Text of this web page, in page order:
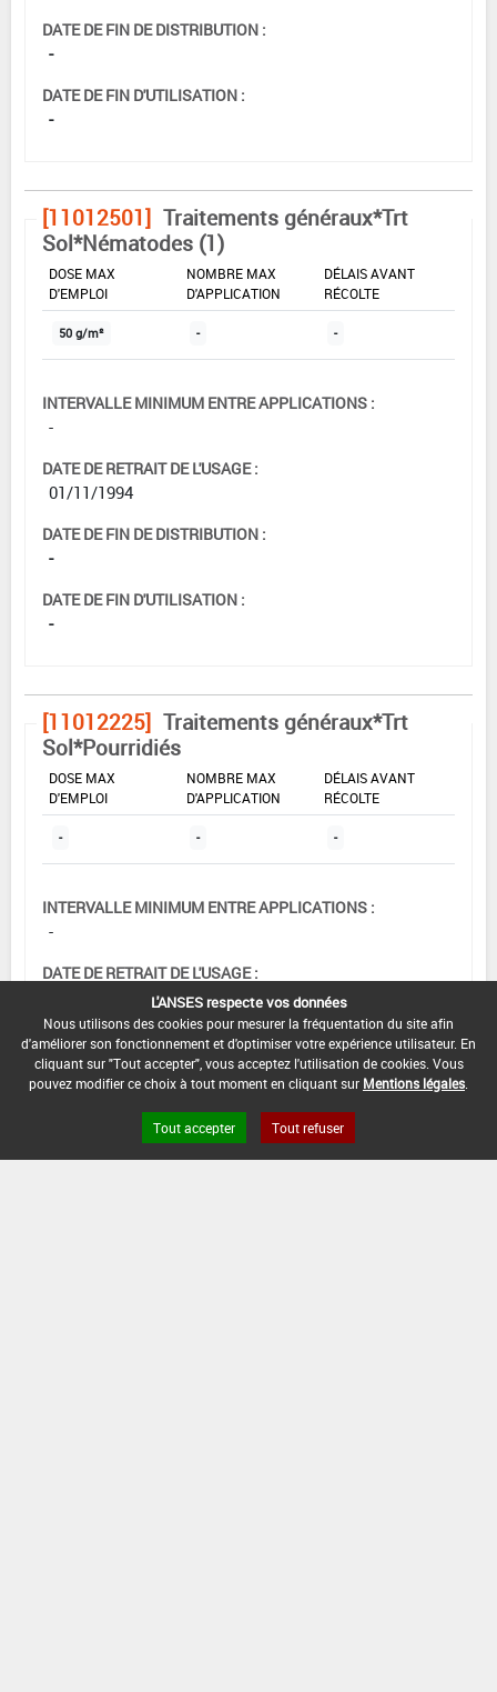
DATE DE FIN DE DISTRIBUTION :
-
DATE DE FIN D'UTILISATION :
-
[11012501] Traitements généraux*Trt
Sol*Nématodes (1)
DOSE MAX
D'EMPLOI
NOMBRE MAX
D'APPLICATION
DÉLAIS AVANT
RÉCOLTE
50 g/m² - -
INTERVALLE MINIMUM ENTRE APPLICATIONS :
-
DATE DE RETRAIT DE L'USAGE :
01/11/1994
DATE DE FIN DE DISTRIBUTION :
-
DATE DE FIN D'UTILISATION :
-
[11012225] Traitements généraux*Trt
Sol*Pourridiés
DOSE MAX
D'EMPLOI
NOMBRE MAX
D'APPLICATION
DÉLAIS AVANT
RÉCOLTE
- - -
INTERVALLE MINIMUM ENTRE APPLICATIONS :
-
DATE DE RETRAIT DE L'USAGE :
DATE DE FIN DE DISTRIBUTION :
-
L'ANSES respecte vos données
Nous utilisons des cookies pour mesurer la fréquentation du site afin
d'améliorer son fonctionnement et d'optimiser votre expérience utilisateur. En
cliquant sur "Tout accepter", vous acceptez l'utilisation de cookies. Vous
pouvez modifier ce choix à tout moment en cliquant sur Mentions légales
Tout accepter Tout refuser